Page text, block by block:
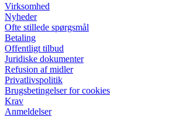
Virksomhed
Nyheder
Ofte stillede spørgsmål
Betaling
Offentligt tilbud
Juridiske dokumenter
Refusion af midler
Privatlivspolitik
Brugsbetingelser for cookies
Krav
Anmeldelser